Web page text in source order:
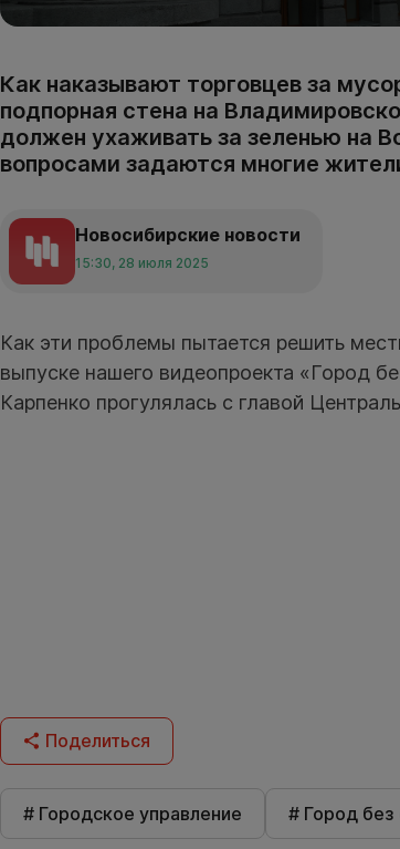
Как наказывают торговцев за
подпорная стена на
должен ухаживать за зеленью на
вопросами задаются многие
Новосибирские новости
15:30, 28 июля 2025
Как эти проблемы пытается решить
выпуске нашего видеопроекта «Город
Карпенко прогулялась с главой
Поделиться
# Городское управление # Город без